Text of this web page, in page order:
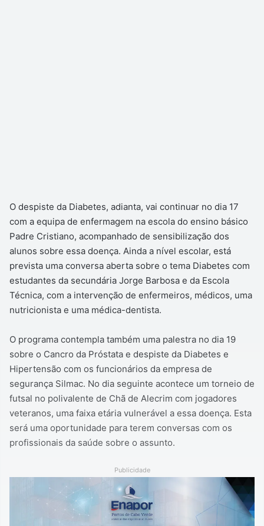
O despiste da Diabetes, adianta, vai continuar no dia 17
com a equipa de enfermagem na escola do ensino básico
Padre Cristiano, acompanhado de sensibilização dos
alunos sobre essa doença. Ainda a nível escolar, está
prevista uma conversa aberta sobre o tema Diabetes com
estudantes da secundária Jorge Barbosa e da Escola
Técnica, com a intervenção de enfermeiros, médicos, uma
nutricionista e uma médica-dentista.
O programa contempla também uma palestra no dia 19
sobre o Cancro da Próstata e despiste da Diabetes e
Hipertensão com os funcionários da empresa de
segurança Silmac. No dia seguinte acontece um torneio de
futsal no polivalente de Chã de Alecrim com jogadores
veteranos, uma faixa etária vulnerável a essa doença. Esta
será uma oportunidade para terem conversas com os
profissionais da saúde sobre o assunto.
Publicidade